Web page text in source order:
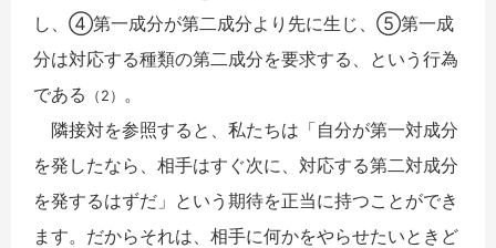
し、④第一成分が第二成分より先に生じ、⑤第一成
分は対応する種類の第二成分を要求する、という行為
である
（2）
。
隣接対を参照すると、私たちは「自分が第一対成分
を発したなら、相手はすぐ次に、対応する第二対成分
を発するはずだ」という期待を正当に持つことができ
ます。だからそれは、相手に何かをやらせたいときど